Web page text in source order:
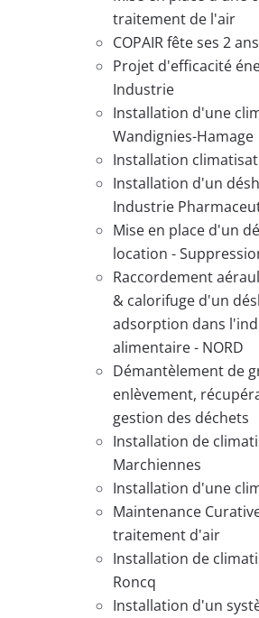
traitement de l'air
COPAIR fête ses 2
Projet d'efficacité
Industrie
Installation d'une
Wandignies-Hamage
Installation
Installation d'un
Industrie
Mise en place d'un
location -
Raccordement
& calorifuge d'un
adsorption dans
alimentaire - NORD
Démantèlement de
enlèvement,
gestion des déchets
Installation de
Marchiennes
Installation d'une
Maintenance
traitement d'air
Installation de
Roncq
Installation d'un